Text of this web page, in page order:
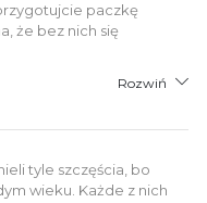
paczkę
że bez nich się
Rozwiń
tyle szczęścia, bo
wieku. Każde z nich